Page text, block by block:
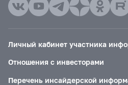
Личный кабинет участника
Отношения с инвесторами
Перечень инсайдерской